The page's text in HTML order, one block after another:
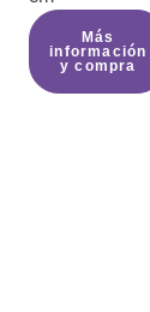
los bebés
de uso
Más
información
y compra